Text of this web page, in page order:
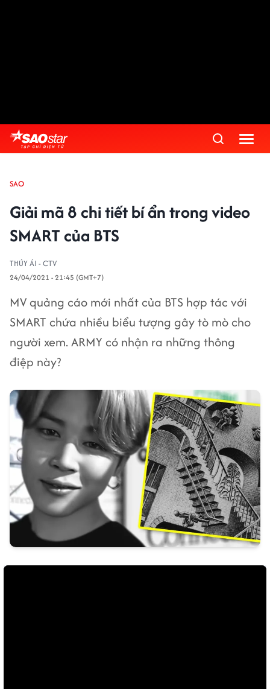
SAO
Giải mã 8 chi tiết bí ẩn trong video
SMART của BTS
THÚY ÁI - CTV
24/04/2021 - 21:45 (GMT+7)
MV quảng cáo mới nhất của BTS hợp tác với
SMART chứa nhiều biểu tượng gây tò mò cho
người xem. ARMY có nhận ra những thông
điệp này?